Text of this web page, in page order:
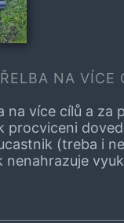
NA VÍCE
na více cílů a za
procviceni
(treba i
nenahrazuje
prosim, nejprve